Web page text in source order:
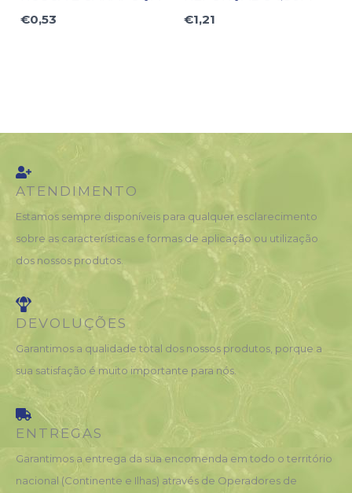
€0,53 €1,21
ATENDIMENTO
Estamos sempre disponíveis para qualquer esclarecimento
sobre as características e formas de aplicação ou utilização
dos nossos produtos.
DEVOLUÇÕES
Garantimos a qualidade total dos nossos produtos, porque a
sua satisfação é muito importante para nós.
ENTREGAS
Garantimos a entrega da sua encomenda em todo o território
nacional (Continente e Ilhas) através de Operadores de